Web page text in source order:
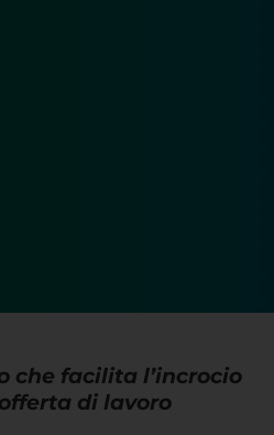
che facilita l’incrocio
di lavoro